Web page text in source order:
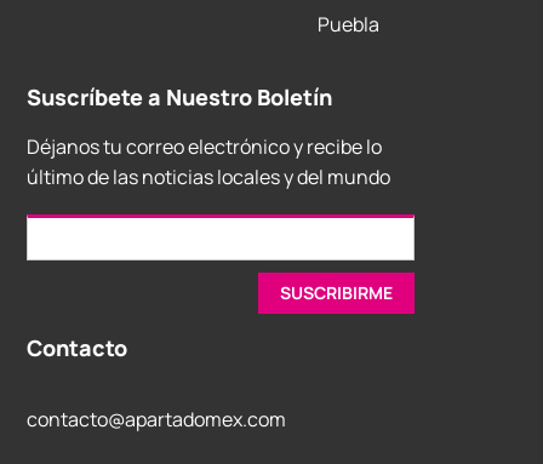
Puebla
Suscríbete a Nuestro Boletín
Déjanos tu correo electrónico y recibe lo
último de las noticias locales y del mundo
Contacto
contacto@apartadomex.com